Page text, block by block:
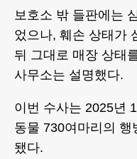
보호소 밖 들판에는
었으나, 훼손 상태가
뒤 그대로 매장 상태
사무소는 설명했다.
이번 수사는 2025년
동물 730여마리의
됐다.